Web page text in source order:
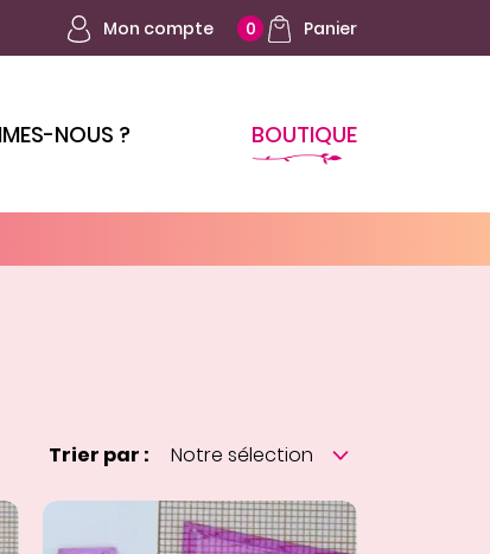
Mon compte 0 Panier
NOUS ? BOUTIQUE
Trier par :